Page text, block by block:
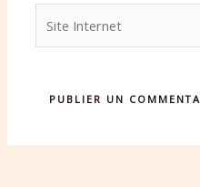
Internet